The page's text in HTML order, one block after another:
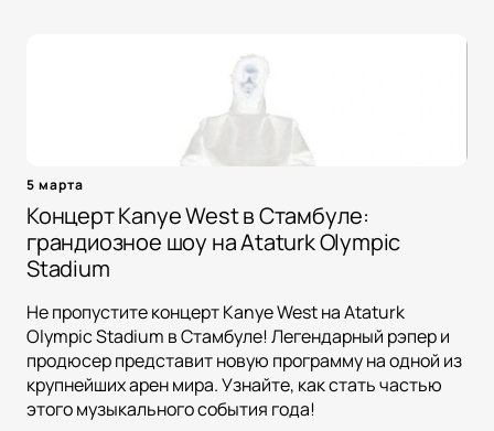
5 марта
Концерт Kanye West в Стамбуле:
грандиозное шоу на Ataturk Olympic
Stadium
Не пропустите концерт Kanye West на Ataturk
Olympic Stadium в Стамбуле! Легендарный рэпер и
продюсер представит новую программу на одной из
крупнейших арен мира. Узнайте, как стать частью
этого музыкального события года!